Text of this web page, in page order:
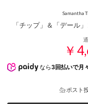
Samantha
「チップ」＆「デール
￥
なら 3回払いで月
ポスト